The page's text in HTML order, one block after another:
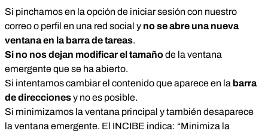
Si pinchamos en la opción de iniciar sesión con nuestro
correo o perfil en una red social y no se abre una nueva
ventana en la barra de tareas.
Si no nos dejan modificar el tamañode la ventana
emergente que se ha abierto.
Si intentamos cambiar el contenido que aparece en la barra
de direccionesy no es posible.
Si minimizamos la ventana principal y también desaparece
la ventana emergente. El INCIBE indica: “Minimiza la